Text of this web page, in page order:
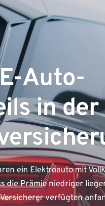
Auto-
in der
ein Elektroauto mit
die Prämie niedriger
verfügten